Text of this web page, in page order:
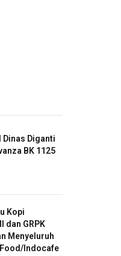
Dinas Diganti
BK 1125
Kopi
dan GRPK
Menyeluruh
Indocafe